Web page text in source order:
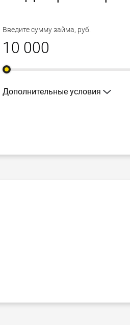
Введите сумму займа, руб.
Дополнительные условия